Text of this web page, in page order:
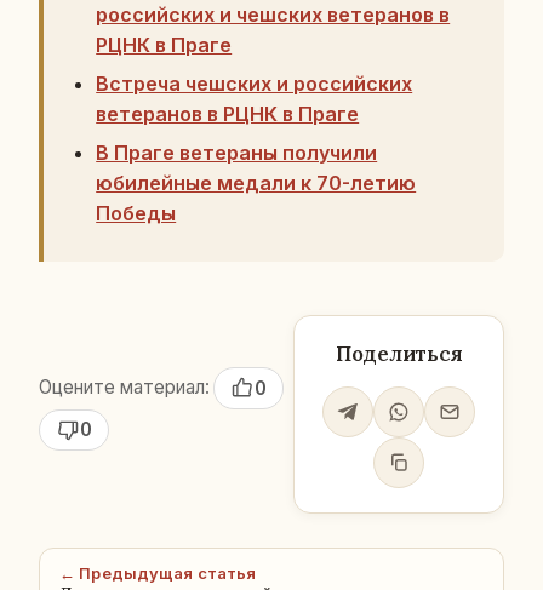
российских и чешских ветеранов в
РЦНК в Праге
Встреча чешских и российских
ветеранов в РЦНК в Праге
В Праге ветераны получили
юбилейные медали к 70-летию
Победы
Оцените материал:
0
0
Поделиться
← Предыдущая статья